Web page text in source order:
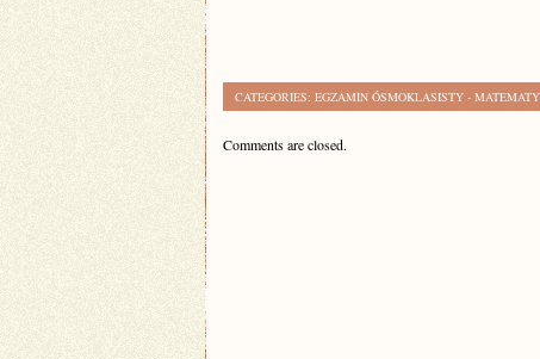
CATEGORIES: EGZAMIN ÓSMOKLASISTY -
Comments are closed.